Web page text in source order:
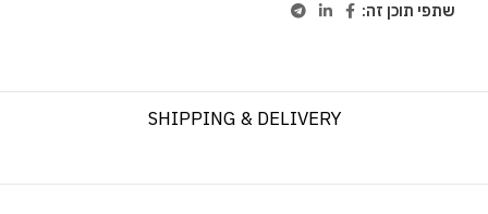
שתפי תוכן זה:
SHIPPING & DELIVERY